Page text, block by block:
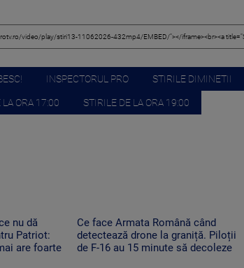
INSPECTORUL PRO STIRILE DIMINETII
LA ORA 17:00 STIRILE DE LA ORA 19:00
nu dă
Patriot:
are foarte
Ce face Armata Română când
detectează drone la graniță. Piloții
de F-16 au 15 minute să decoleze